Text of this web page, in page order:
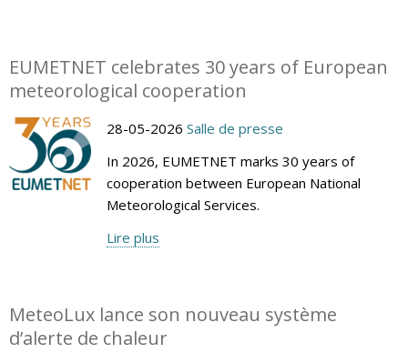
EUMETNET celebrates 30 years of European
meteorological cooperation
28-05-2026 Salle de presse
In 2026, EUMETNET marks 30 years of
cooperation between European National
Meteorological Services.
Lire plus
MeteoLux lance son nouveau système
d’alerte de chaleur